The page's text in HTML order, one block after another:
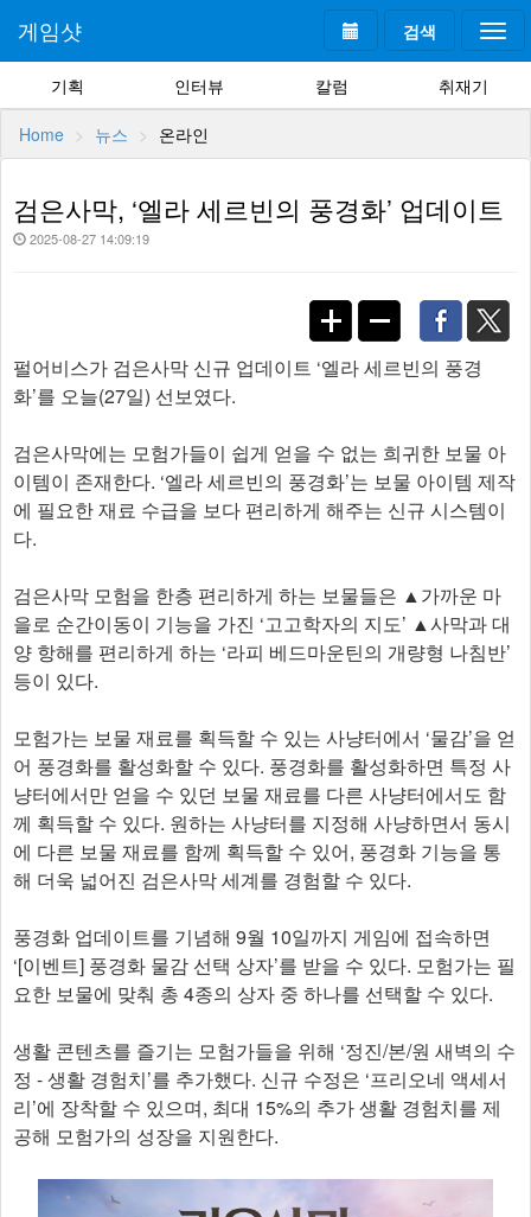
검색
게임샷
기획 인터뷰 칼럼 취재기
Home 뉴스 온라인
검은사막, ‘엘라 세르빈의 풍경화’ 업데이트
2025-08-27 14:09:19
펄어비스가 검은사막 신규 업데이트 ‘엘라 세르빈의 풍경
화’를 오늘(27일) 선보였다.
검은사막에는 모험가들이 쉽게 얻을 수 없는 희귀한 보물 아
이템이 존재한다. ‘엘라 세르빈의 풍경화’는 보물 아이템 제작
에 필요한 재료 수급을 보다 편리하게 해주는 신규 시스템이
다.
검은사막 모험을 한층 편리하게 하는 보물들은 ▲가까운 마
을로 순간이동이 기능을 가진 ‘고고학자의 지도’ ▲사막과 대
양 항해를 편리하게 하는 ‘라피 베드마운틴의 개량형 나침반’
등이 있다.
모험가는 보물 재료를 획득할 수 있는 사냥터에서 ‘물감’을 얻
어 풍경화를 활성화할 수 있다. 풍경화를 활성화하면 특정 사
냥터에서만 얻을 수 있던 보물 재료를 다른 사냥터에서도 함
께 획득할 수 있다. 원하는 사냥터를 지정해 사냥하면서 동시
에 다른 보물 재료를 함께 획득할 수 있어, 풍경화 기능을 통
해 더욱 넓어진 검은사막 세계를 경험할 수 있다.
풍경화 업데이트를 기념해 9월 10일까지 게임에 접속하면
‘[이벤트] 풍경화 물감 선택 상자’를 받을 수 있다. 모험가는 필
요한 보물에 맞춰 총 4종의 상자 중 하나를 선택할 수 있다.
생활 콘텐츠를 즐기는 모험가들을 위해 ‘정진/본/원 새벽의 수
정 - 생활 경험치’를 추가했다. 신규 수정은 ‘프리오네 액세서
리’에 장착할 수 있으며, 최대 15%의 추가 생활 경험치를 제
공해 모험가의 성장을 지원한다.​